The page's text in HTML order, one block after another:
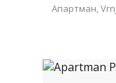
Апартман